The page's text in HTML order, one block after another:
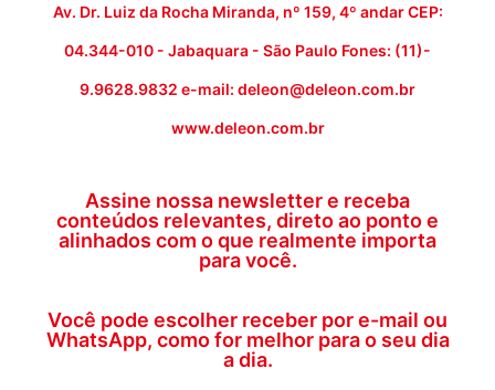
Av. Dr. Luiz da Rocha Miranda, nº 159, 4º andar CEP:
04.344-010 - Jabaquara - São Paulo Fones: (11)-
9.9628.9832 e-mail: deleon@deleon.com.br
www.deleon.com.br
Assine nossa newsletter e receba
conteúdos relevantes, direto ao ponto e
alinhados com o que realmente importa
para você.
Você pode escolher receber por e-mail ou
WhatsApp, como for melhor para o seu dia
a dia.